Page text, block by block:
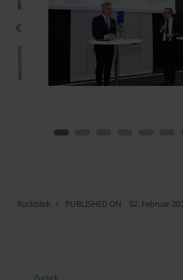
Rückblick PUBLISHED ON 02. Februar
Vorheriger Beitrag: Österreich &
Zurück